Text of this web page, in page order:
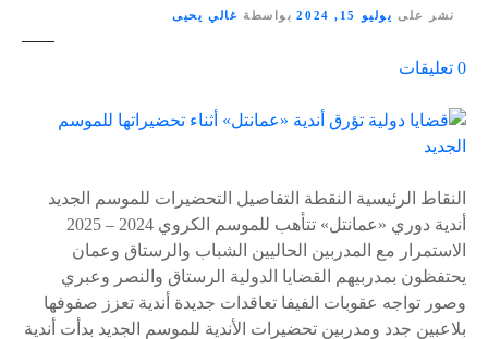
نشر على يوليو 15, 2024 بواسطة غالي يحيى
0 تعليقات
ى
النقاط الرئيسية النقطة التفاصيل التحضيرات للموسم الجديد
أندية دوري «عمانتل» تتأهب للموسم الكروي 2024 – 2025
الاستمرار مع المدربين الحاليين الشباب والرستاق وعمان
يحتفظون بمدربيهم القضايا الدولية الرستاق والنصر وعبري
وصور تواجه عقوبات الفيفا تعاقدات جديدة أندية تعزز صفوفها
بلاعبين جدد ومدربين تحضيرات الأندية للموسم الجديد بدأت أندية